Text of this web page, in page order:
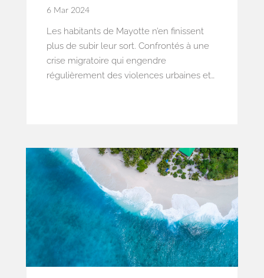
6 Mar 2024
Les habitants de Mayotte n’en finissent
plus de subir leur sort. Confrontés à une
crise migratoire qui engendre
régulièrement des violences urbaines et
nouvel épisode de sécheresse, mais qui
trouve sa source dans une gestion
désastreuse du service de production et
de distribution d’eau potable.